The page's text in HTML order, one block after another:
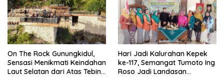
On The Rock Gunungkidul,
Sensasi Menikmati Keindahan
Laut Selatan dari Atas Tebing
Hari Jadi Kalurahan Kepek
ke-117, Semangat Tumoto Ing
Roso Jadi Landasan